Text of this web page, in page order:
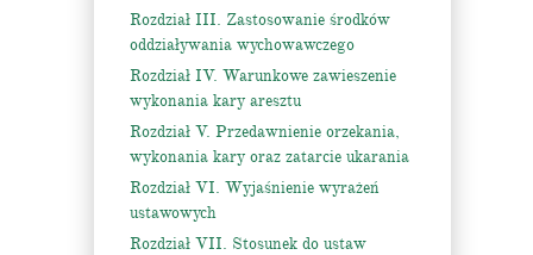
Rozdział III. Zastosowanie środków
oddziaływania wychowawczego
Rozdział IV. Warunkowe zawieszenie
wykonania kary aresztu
Rozdział V. Przedawnienie orzekania,
wykonania kary oraz zatarcie ukarania
Rozdział VI. Wyjaśnienie wyrażeń
ustawowych
Rozdział VII. Stosunek do ustaw